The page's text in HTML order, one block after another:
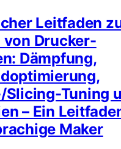
Leitfaden
von Drucker-
Dämpfung,
Slicing-Tuning
– Ein
Maker